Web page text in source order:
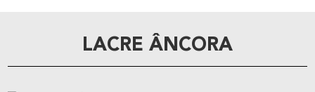
LACRE ÂNCORA